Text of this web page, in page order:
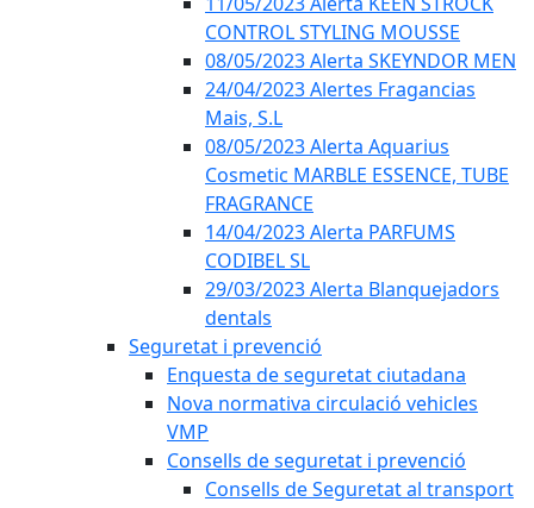
CONTROL STYLING MOUSSE
08/05/2023 Alerta SKEYNDOR MEN
24/04/2023 Alertes Fragancias
Mais, S.L
08/05/2023 Alerta Aquarius
Cosmetic MARBLE ESSENCE, TUBE
FRAGRANCE
14/04/2023 Alerta PARFUMS
CODIBEL SL
29/03/2023 Alerta Blanquejadors
dentals
Seguretat i prevenció
Enquesta de seguretat ciutadana
Nova normativa circulació vehicles
VMP
Consells de seguretat i prevenció
Consells de Seguretat al transport